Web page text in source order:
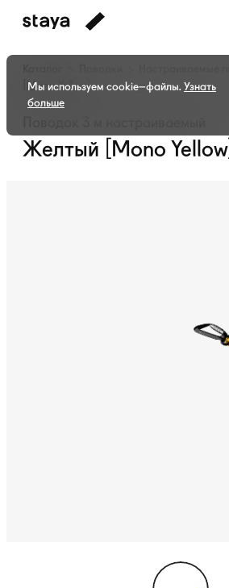
[Mono Yellow]
Желтый [Mono Yellow]
Мы используем cookie–файлы. Узнать
больше